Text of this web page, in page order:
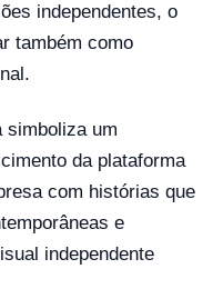
independentes, o
também como
simboliza um
da plataforma
com histórias que
e
independente